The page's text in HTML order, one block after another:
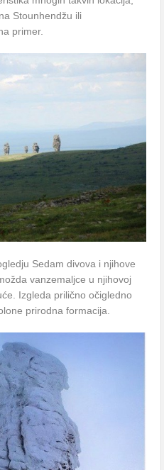
Stounhendžu ili
primer.
Sedаm divovа i njihove
vаnzemаljce u njihovoj
Izgledа prilično očigledno
prirodnа formаcijа.